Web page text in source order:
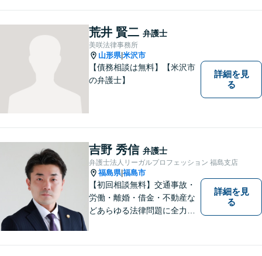
荒井 賢二 弁護士
美咲法律事務所
山形県|米沢市
【債務相談は無料】【米沢市
の弁護士】
詳細を見
る
吉野 秀信 弁護士
弁護士法人リーガルプロフェッション 福島支店
福島県|福島市
【初回相談無料】交通事故・
労働・離婚・借金・不動産な
どあらゆる法律問題に全力を
くことを最も重視ししていま
詳細を見
る